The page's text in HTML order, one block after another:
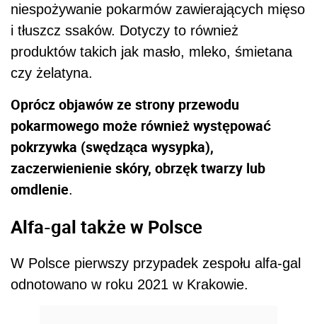
niespożywanie pokarmów zawierających mięso
i tłuszcz ssaków. Dotyczy to również
produktów takich jak masło, mleko, śmietana
czy żelatyna.
Oprócz objawów ze strony przewodu
pokarmowego może również występować
pokrzywka (swędząca wysypka),
zaczerwienienie skóry, obrzęk twarzy lub
omdlenie.
Alfa-gal także w Polsce
W Polsce pierwszy przypadek zespołu alfa-gal
odnotowano w roku 2021 w Krakowie.